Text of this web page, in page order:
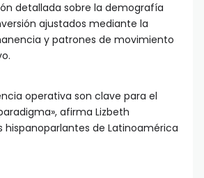
detallada sobre la demografía
ajustados mediante la
y patrones de movimiento
operativa son clave para el
afirma Lizbeth
de Latinoamérica